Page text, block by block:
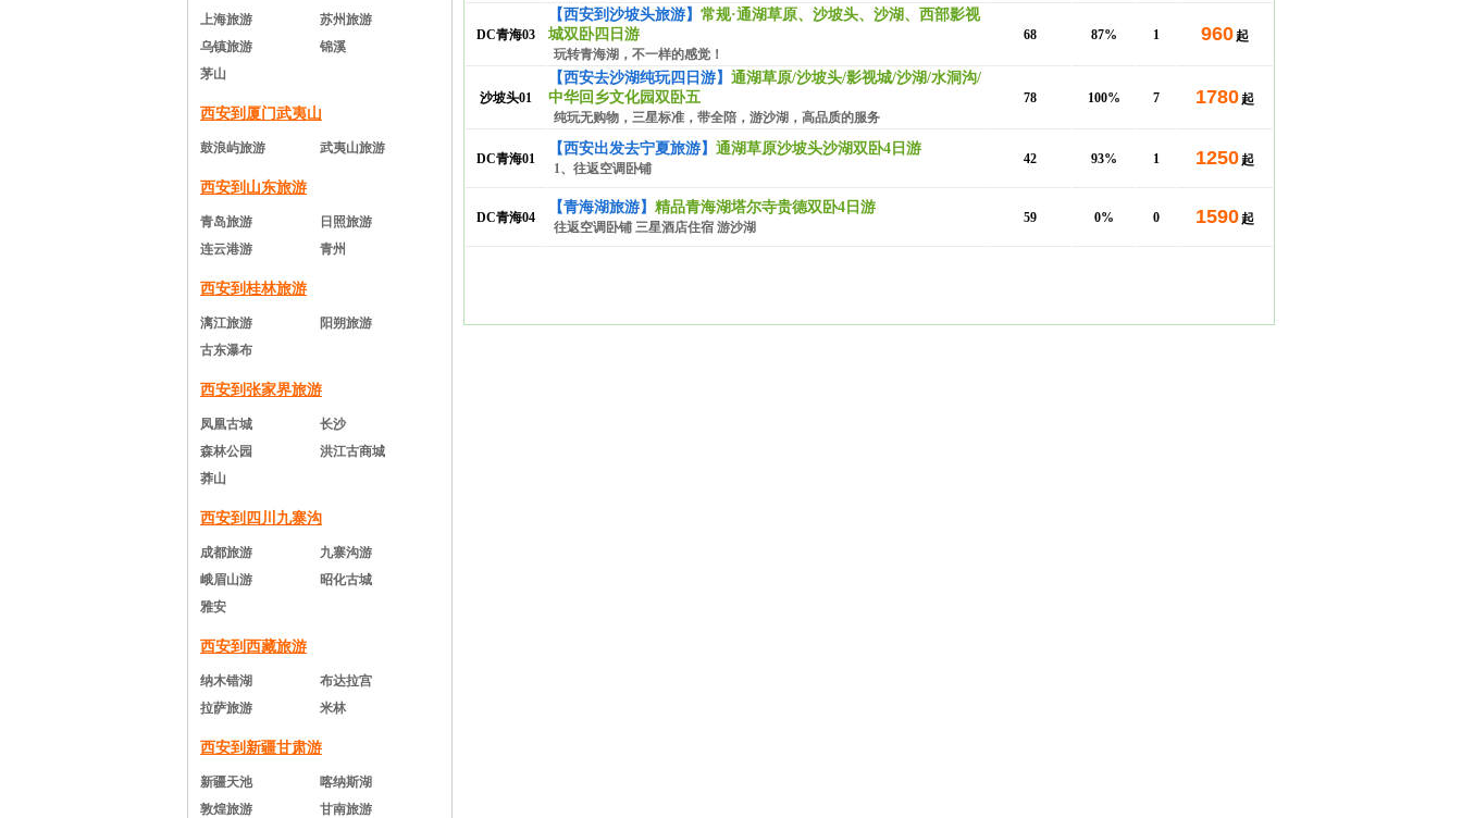
2026年07月30日 成功预订
双岛青岛+威海+长岛+烟台
上海旅游
苏州旅游
乌镇旅游
锦溪
茅山
西安到厦门武夷山
鼓浪屿旅游 武夷山旅游
西安到山东旅游
青岛旅游
日照旅游
连云港游
青州
西安到桂林旅游
漓江旅游
阳朔旅游
古东瀑布
西安到张家界旅游
凤凰古城
长沙
森林公园
洪江古商城
莽山
西安到四川九寨沟
成都旅游
九寨沟游
峨眉山游
昭化古城
雅安
西安到西藏旅游
纳木错湖
布达拉宫
拉萨旅游
米林
西安到新疆甘肃游
新疆天池
喀纳斯湖
敦煌旅游
甘南旅游
DC青海03
【西安到沙坡头旅游】 常规·通湖草原、沙坡头、沙湖、西部影视
城双卧四日游
玩转青海湖，不一样的感觉！
68 87% 1 960起
沙坡头01
【西安去沙湖纯玩四日游】 通湖草原/沙坡头/影视城/沙湖/水洞沟/
中华回乡文化园双卧五
纯玩无购物，三星标准，带全陪，游沙湖，高品质的服务
78 100% 7 1780起
DC青海01
【西安出发去宁夏旅游】 通湖草原沙坡头沙湖双卧4日游
1、往返空调卧铺
42 93% 1 1250起
DC青海04
【青海湖旅游】 精品青海湖塔尔寺贵德双卧4日游
往返空调卧铺 三星酒店住宿 游沙湖
59 0% 0 1590起